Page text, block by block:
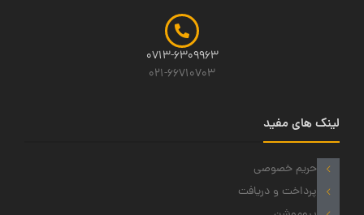
0713-6309963
021-66710703
لینک های مفید
حریم خصوصی
پرداخت و دریافت